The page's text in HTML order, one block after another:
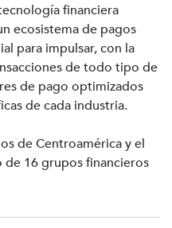
financiera
ecosistema de pagos
para impulsar, con la
de todo tipo de
de pago optimizados
de cada industria.
de Centroamérica y el
de 16 grupos financieros